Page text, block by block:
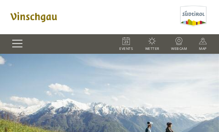
EVENTS WETTER WEBCAM MAP